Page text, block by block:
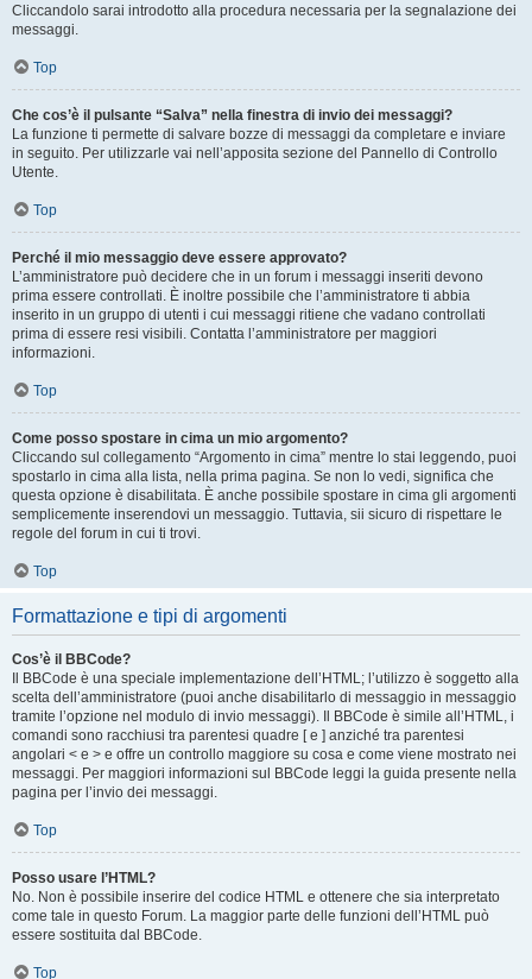
Cliccandolo sarai introdotto alla procedura necessaria per la segnalazione dei
messaggi.
Top
Che cos’è il pulsante “Salva” nella finestra di invio dei messaggi?
La funzione ti permette di salvare bozze di messaggi da completare e inviare
in seguito. Per utilizzarle vai nell’apposita sezione del Pannello di Controllo
Utente.
Top
Perché il mio messaggio deve essere approvato?
L’amministratore può decidere che in un forum i messaggi inseriti devono
prima essere controllati. È inoltre possibile che l’amministratore ti abbia
inserito in un gruppo di utenti i cui messaggi ritiene che vadano controllati
prima di essere resi visibili. Contatta l’amministratore per maggiori
informazioni.
Top
Come posso spostare in cima un mio argomento?
Cliccando sul collegamento “Argomento in cima” mentre lo stai leggendo, puoi
spostarlo in cima alla lista, nella prima pagina. Se non lo vedi, significa che
questa opzione è disabilitata. È anche possibile spostare in cima gli argomenti
semplicemente inserendovi un messaggio. Tuttavia, sii sicuro di rispettare le
regole del forum in cui ti trovi.
Top
Formattazione e tipi di argomenti
Cos’è il BBCode?
Il BBCode è una speciale implementazione dell’HTML; l’utilizzo è soggetto alla
scelta dell’amministratore (puoi anche disabilitarlo di messaggio in messaggio
tramite l’opzione nel modulo di invio messaggi). Il BBCode è simile all’HTML, i
comandi sono racchiusi tra parentesi quadre [ e ] anziché tra parentesi
angolari < e > e offre un controllo maggiore su cosa e come viene mostrato nei
messaggi. Per maggiori informazioni sul BBCode leggi la guida presente nella
pagina per l’invio dei messaggi.
Top
Posso usare l’HTML?
No. Non è possibile inserire del codice HTML e ottenere che sia interpretato
come tale in questo Forum. La maggior parte delle funzioni dell’HTML può
essere sostituita dal BBCode.
Top